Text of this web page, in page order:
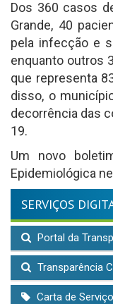
Dos 360 casos
Grande, 40
pela infecção e
enquanto outros
que representa
disso, o
decorrência das
19.
Um novo
Epidemiológica
SERVIÇOS
Portal da
Transparência
Carta de